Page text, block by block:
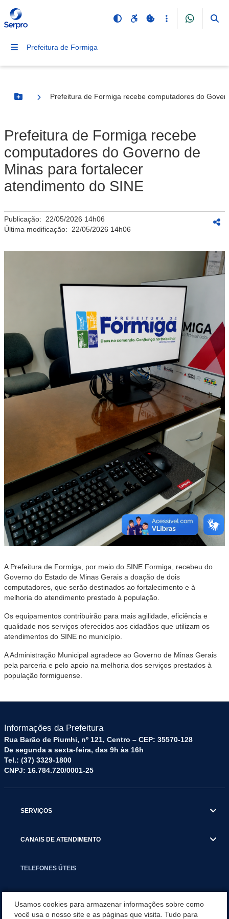
Prefeitura de Formiga
Botão Menu
Prefeitura de Formiga recebe computadores do
Prefeitura de Formiga recebe
computadores do Governo de
Minas para fortalecer
atendimento do SINE
Publicação: 22/05/2026 14h06
Última modificação: 22/05/2026 14h06
A Prefeitura de Formiga, por meio do SINE Formiga, recebeu do
Governo do Estado de Minas Gerais a doação de dois
computadores, que serão destinados ao fortalecimento e à
melhoria do atendimento prestado à população.
Os equipamentos contribuirão para mais agilidade, eficiência e
qualidade nos serviços oferecidos aos cidadãos que utilizam os
atendimentos do SINE no município.
A Administração Municipal agradece ao Governo de Minas Gerais
pela parceria e pelo apoio na melhoria dos serviços prestados à
população formiguense.
Informações da Prefeitura
Rua Barão de Piumhi, nº 121, Centro – CEP: 35570-128
De segunda a sexta-feira, das 9h às 16h
Tel.: (37) 3329-1800
CNPJ: 16.784.720/0001-25
SERVIÇOS
CANAIS DE ATENDIMENTO
TELEFONES ÚTEIS
Usamos cookies para armazenar informações sobre como
você usa o nosso site e as páginas que visita. Tudo para